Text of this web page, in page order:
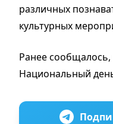
различных
культурных
Ранее сообщалось,
Национальный